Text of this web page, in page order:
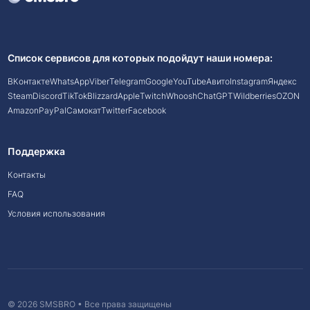
Список сервисов для которых подойдут наши номера:
ВКонтактеWhatsAppViberTelegramGoogleYouTubeАвитоInstagramЯндекс
SteamDiscordTikTokBlizzardAppleTwitchWhooshChatGPTWildberriesOZON
AmazonPayPalСамокатTwitterFacebook
Поддержка
Контакты
FAQ
Условия использования
© 2026 SMSBRO • Все права защищены